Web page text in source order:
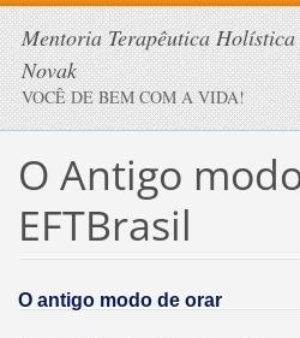
Mentoria Terapêutica
Novak
VOCÊ DE BEM COM A VIDA!
O Antigo
EFTBrasil
O antigo modo de orar